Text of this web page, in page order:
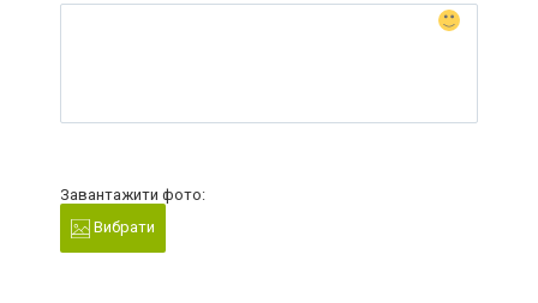
Завантажити фото:
Вибрати